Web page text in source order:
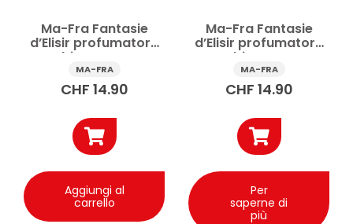
Ma-Fra Fantasie
d’Elisir profumatore
ambiente Ocean
Wave 500 ml
MA-FRA
CHF 14.90
Aggiungi al
carrello
Ma-Fra Fantasie
d’Elisir profumatore
ambiente Pure
Cotton 500 ml
MA-FRA
CHF 14.90
Per
saperne di
più